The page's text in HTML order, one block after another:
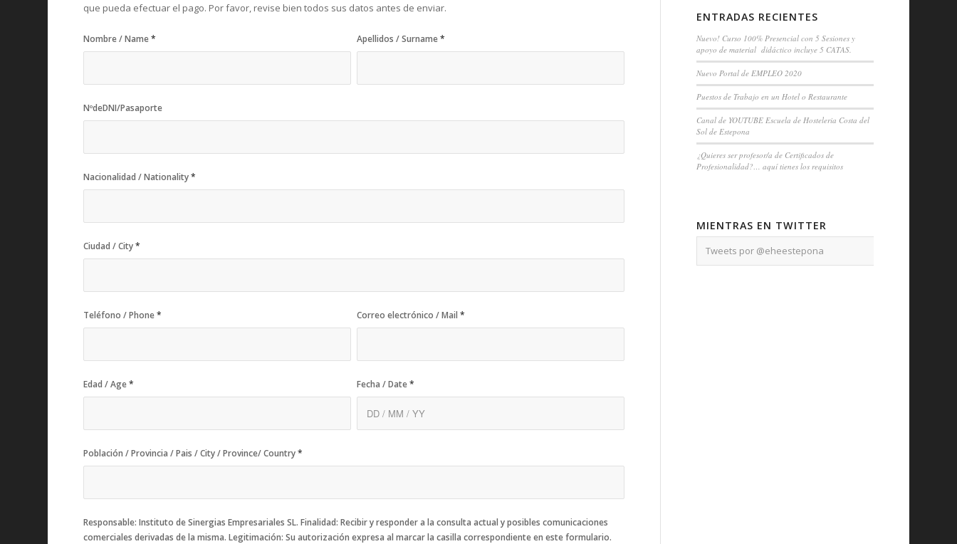
que pueda efectuar el pago. Por favor, revise bien todos sus datos antes de enviar.
Nombre / Name* Apellidos / Surname*
NºdeDNI/Pasaporte
Nacionalidad / Nationality*
Ciudad / City*
Teléfono / Phone* Correo electrónico / Mail *
Edad / Age* Fecha / Date*
Población / Provincia / Pais / City / Province/ Country*
Responsable: Instituto de Sinergias Empresariales SL. Finalidad: Recibir y responder a la consulta actual y posibles comunicaciones
comerciales derivadas de la misma. Legitimación: Su autorización expresa al marcar la casilla correspondiente en este formulario.
ENTRADAS RECIENTES
Nuevo! Curso 100% Presencial con 5 Sesiones y
apoyo de material didáctico incluye 5 CATAS.
Nuevo Portal de EMPLEO 2020
Puestos de Trabajo en un Hotel o Restaurante
Canal de YOUTUBE Escuela de Hosteleria Costa del
Sol de Estepona
¿Quieres ser profesor/a de Certificados de
Profesionalidad?… aquí tienes los requisitos
MIENTRAS EN TWITTER
Tweets por @eheestepona